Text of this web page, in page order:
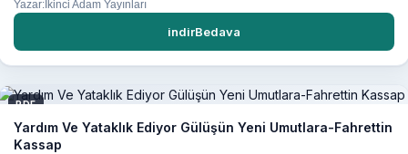
Yazar:İkinci Adam Yayınları
indirBedava
PDF
Yardım Ve Yataklık Ediyor Gülüşün Yeni Umutlara-Fahrettin
Kassap